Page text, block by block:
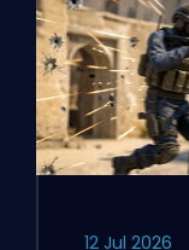
12 Jul 2026